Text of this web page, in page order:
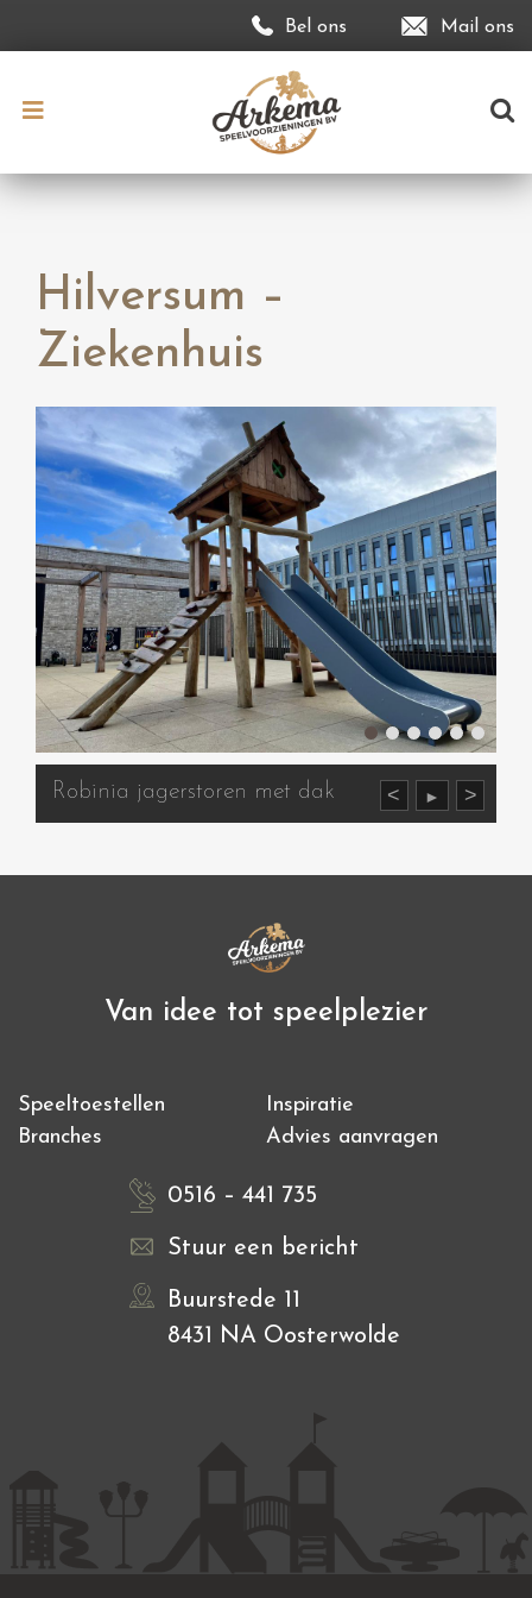
Bel ons Mail ons
Hilversum –
Ziekenhuis
< ► >
Robinia jagerstoren met dak
Van idee tot speelplezier
Speeltoestellen
Inspiratie
Branches
Advies aanvragen
0516 – 441 735
Stuur een bericht
Buurstede 11
8431 NA Oosterwolde